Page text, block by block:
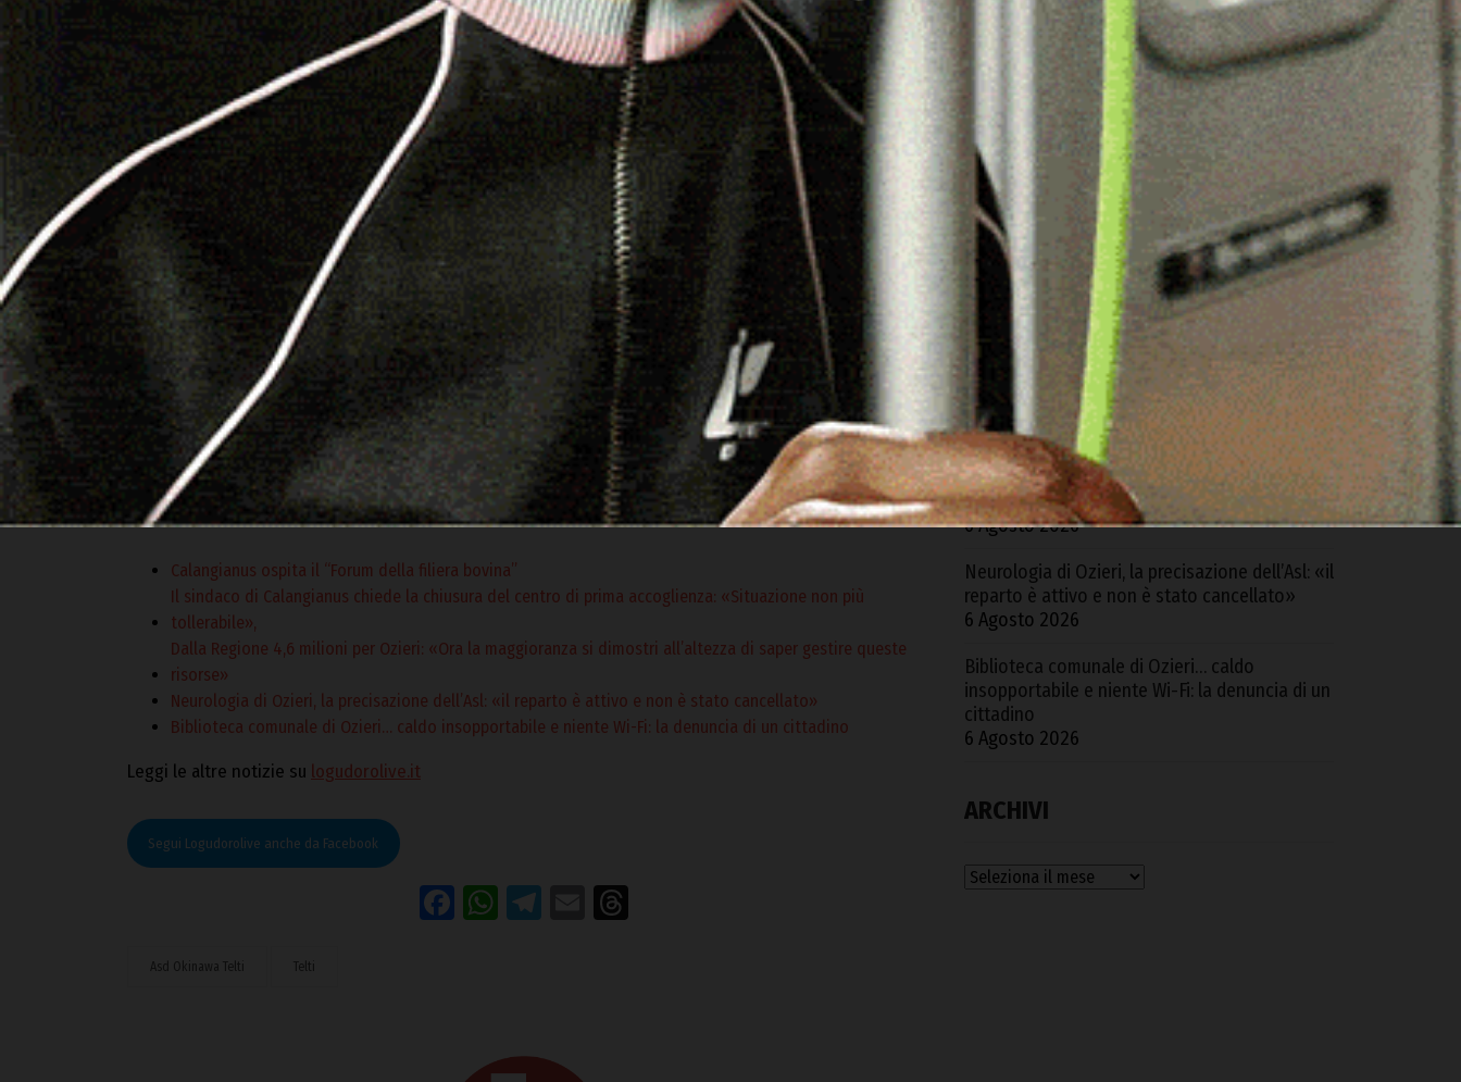
I bravissimi karateka sono stati seguiti sul tatami di gara con la solita bravura dal coach Pierpaolo Canu,
cintura nera 3° Dan. L’esaltante risultato è frutto di un continuo lavoro tecnico che si svolge in palestra
con l’impegno dell’intero staff composto dalle cinture nereMassimiliano Cossu Michela Minutti
entrambi 1° Dan, oltre lo stesso Canu, sotto la direzione tecnica e lo sguardo vigile del maestro Timoteo
Scanu.
«Se l’Asd Karate Club Okinawa Telti continua a raccogliere ottimi risultati – commenta Scanu, fondatore-
animatore dell’Associazione – lo si deve ad un ambiente sano, una visione comune dei valori dello
sport, basati sulla serietà, etica, rispetto delle regole e avversari, impegno negli allenamenti, sacrifici,
oltre all’indiscussa competenza tecnica e agonistica dello staff, nonché sulla compartecipazione delle
varie componenti dell’Associazione sportiva, dai tecnici ai dirigenti, dagli atleti ai genitori,che assieme
formano un gruppo coeso capace di costituire un grande club sportivo».
Giuseppe Mattioli
In copertina: i piccoli karateka tra il maestro Timoteo Scanu e il coach Pierpaolo Canu
Riproduzione riservata © Logudorolive
Calangianus ospita il “Forum della filiera bovina”
Il sindaco di Calangianus chiede la chiusura del centro di prima accoglienza: «Situazione non più
tollerabile»,
Dalla Regione 4,6 milioni per Ozieri: «Ora la maggioranza si dimostri all’altezza di saper gestire queste
risorse»
Neurologia di Ozieri, la precisazione dell’Asl: «il reparto è attivo e non è stato cancellato»
Biblioteca comunale di Ozieri… caldo insopportabile e niente Wi-Fi: la denuncia di un cittadino
Leggi le altre notizie su logudorolive.it
Segui Logudorolive anche da Facebook
Facebook
WhatsApp
Telegram
Email
Asd Okinawa Telti Telti
ARTICOLI RECENTI
Calangianus ospita il “Forum della filiera
bovina”
6 Agosto 2026
Il sindaco di Calangianus chiede la chiusura del
centro di prima accoglienza: «Situazione non
più tollerabile»,
6 Agosto 2026
Dalla Regione 4,6 milioni per Ozieri: «Ora la
maggioranza si dimostri all’altezza di saper
gestire queste risorse»
6 Agosto 2026
Neurologia di Ozieri, la precisazione dell’Asl: «il
reparto è attivo e non è stato cancellato»
6 Agosto 2026
Biblioteca comunale di Ozieri… caldo
insopportabile e niente Wi-Fi: la denuncia di un
cittadino
6 Agosto 2026
ARCHIVI
Archivi